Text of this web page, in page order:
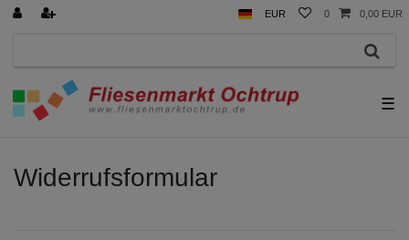
EUR 0 0,00 EUR
☰
Widerrufs­formular